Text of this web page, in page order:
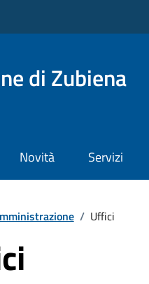
di Zubiena
Novità Servizi
/ Uffici